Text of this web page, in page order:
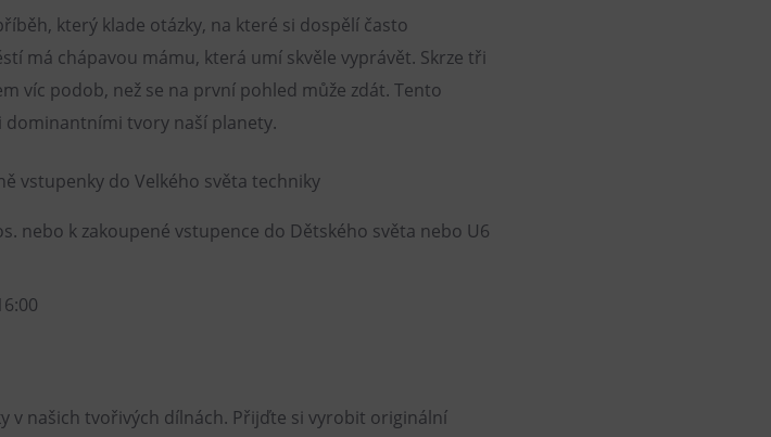
který klade otázky, na které si dospělí často
má chápavou mámu, která umí skvěle vyprávět. Skrze tři
víc podob, než se na první pohled může zdát. Tento
dominantními tvory naší planety.
vstupenky do Velkého světa techniky
nebo k zakoupené vstupence do Dětského světa nebo U6
v našich tvořivých dílnách. Přijďte si vyrobit originální